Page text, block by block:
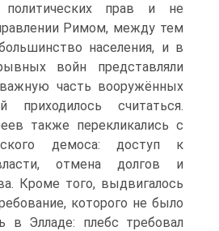
политических прав и не
Римом, между тем
на­селения, и в
войн представляли
часть вооружённых
считаться.
также перекликались с
демоса: доступ к
отмена долгов и
Кроме того, выдвигалось
которого не было
в Элладе: плебс требовал